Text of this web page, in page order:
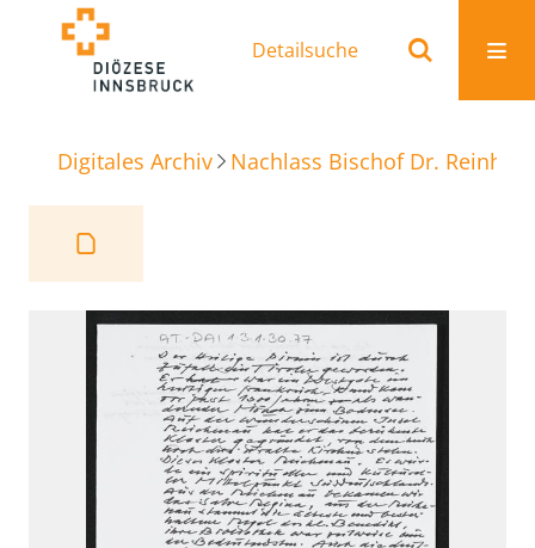
Detailsuche
Digitales Archiv Nachlass Bischof Dr.